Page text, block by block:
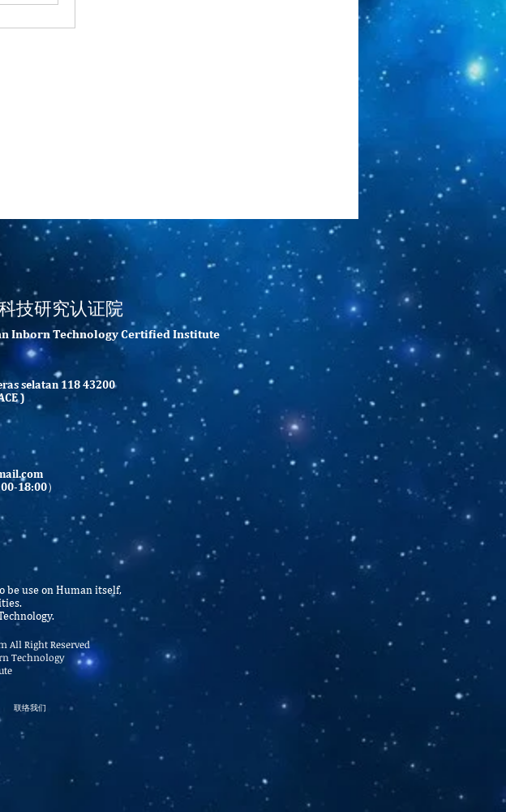
技研究认证院
Inborn Technology Certified Institute
selatan 118 43200
)
18:00）
be use on Human itself,
All Right Reserved
Technology
联络我们